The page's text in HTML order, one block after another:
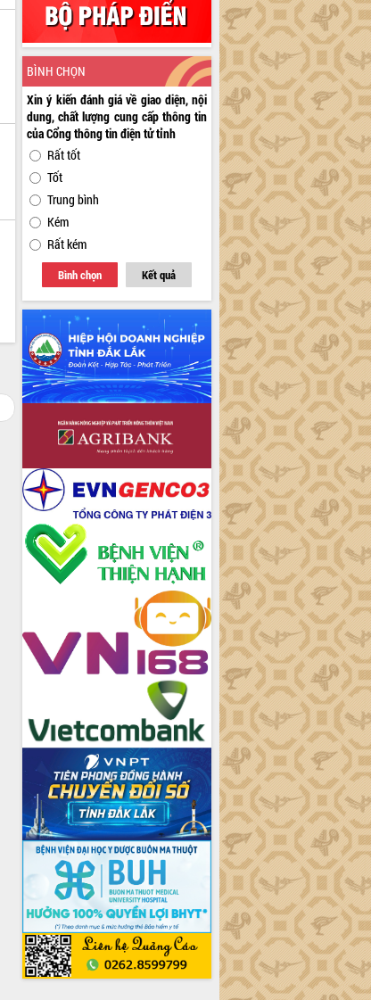
BÌNH CHỌN
Xin ý kiến đánh giá về giao diện, nội
dung, chất lượng cung cấp thông tin
của Cổng thông tin điện tử tỉnh
Rất tốt
Tốt
Trung bình
Kém
Rất kém
Bình chọn Kết quả